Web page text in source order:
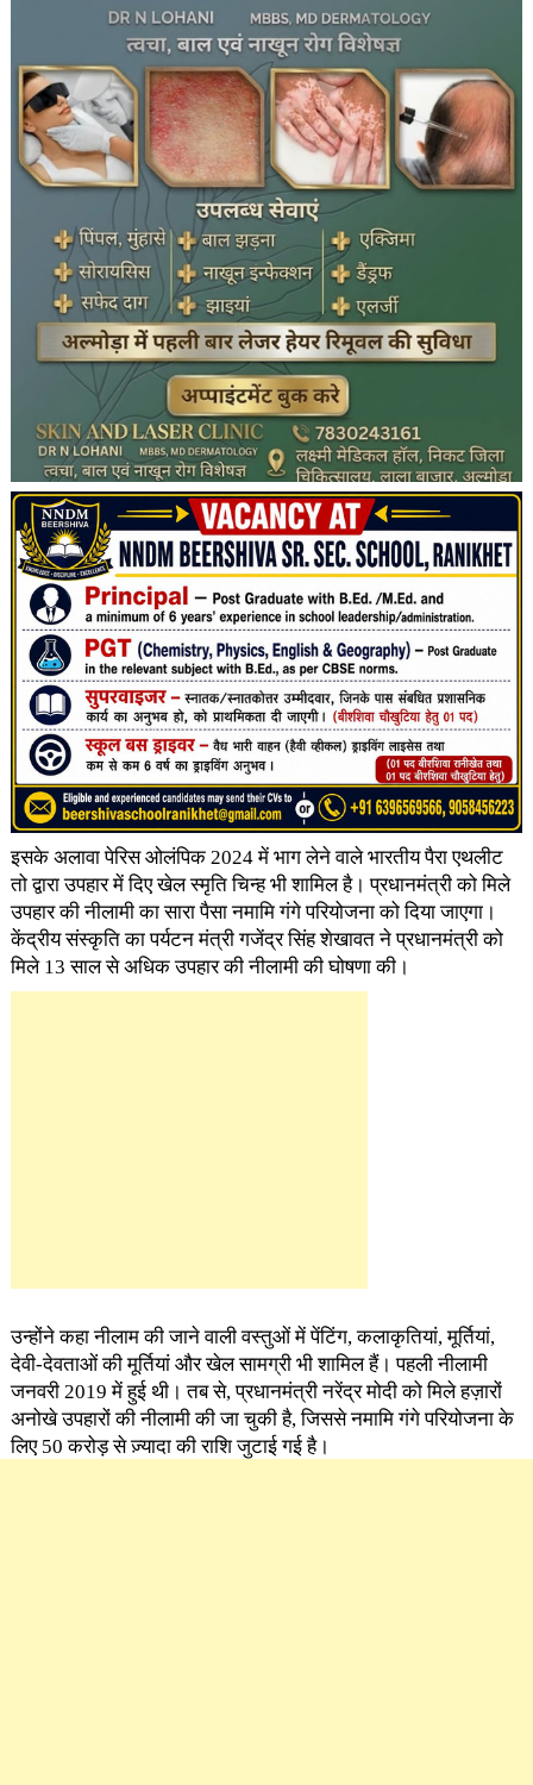
इसके अलावा पेरिस ओलंपिक 2024 में भाग लेने वाले भारतीय पैरा एथलीट
तो द्वारा उपहार में दिए खेल स्मृति चिन्ह भी शामिल है। प्रधानमंत्री को मिले
उपहार की नीलामी का सारा पैसा नमामि गंगे परियोजना को दिया जाएगा।
केंद्रीय संस्कृति का पर्यटन मंत्री गजेंद्र सिंह शेखावत ने प्रधानमंत्री को
मिले 13 साल से अधिक उपहार की नीलामी की घोषणा की।
उन्होंने कहा नीलाम की जाने वाली वस्तुओं में पेंटिंग, कलाकृतियां, मूर्तियां,
देवी-देवताओं की मूर्तियां और खेल सामग्री भी शामिल हैं। पहली नीलामी
जनवरी 2019 में हुई थी। तब से, प्रधानमंत्री नरेंद्र मोदी को मिले हज़ारों
अनोखे उपहारों की नीलामी की जा चुकी है, जिससे नमामि गंगे परियोजना के
लिए 50 करोड़ से ज़्यादा की राशि जुटाई गई है।